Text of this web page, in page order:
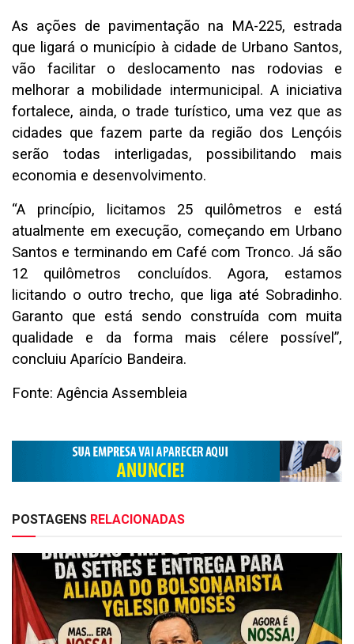
As ações de pavimentação na MA-225, estrada
que ligará o município à cidade de Urbano Santos,
vão facilitar o deslocamento nas rodovias e
melhorar a mobilidade intermunicipal. A iniciativa
fortalece, ainda, o trade turístico, uma vez que as
cidades que fazem parte da região dos Lençóis
serão todas interligadas, possibilitando mais
economia e desenvolvimento.
“A princípio, licitamos 25 quilômetros e está
atualmente em execução, começando em Urbano
Santos e terminando em Café com Tronco. Já são
12 quilômetros concluídos. Agora, estamos
licitando o outro trecho, que liga até Sobradinho.
Garanto que está sendo construída com muita
qualidade e da forma mais célere possível”,
concluiu Aparício Bandeira.
Fonte: Agência Assembleia
POSTAGENS RELACIONADAS